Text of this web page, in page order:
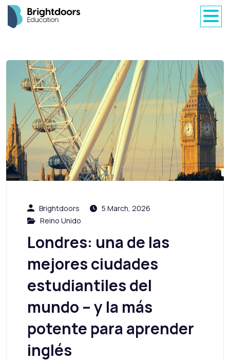
Brightdoors
5 March, 2026
Reino Unido
Londres: una de las
mejores ciudades
estudiantiles del
mundo – y la más
potente para aprender
inglés